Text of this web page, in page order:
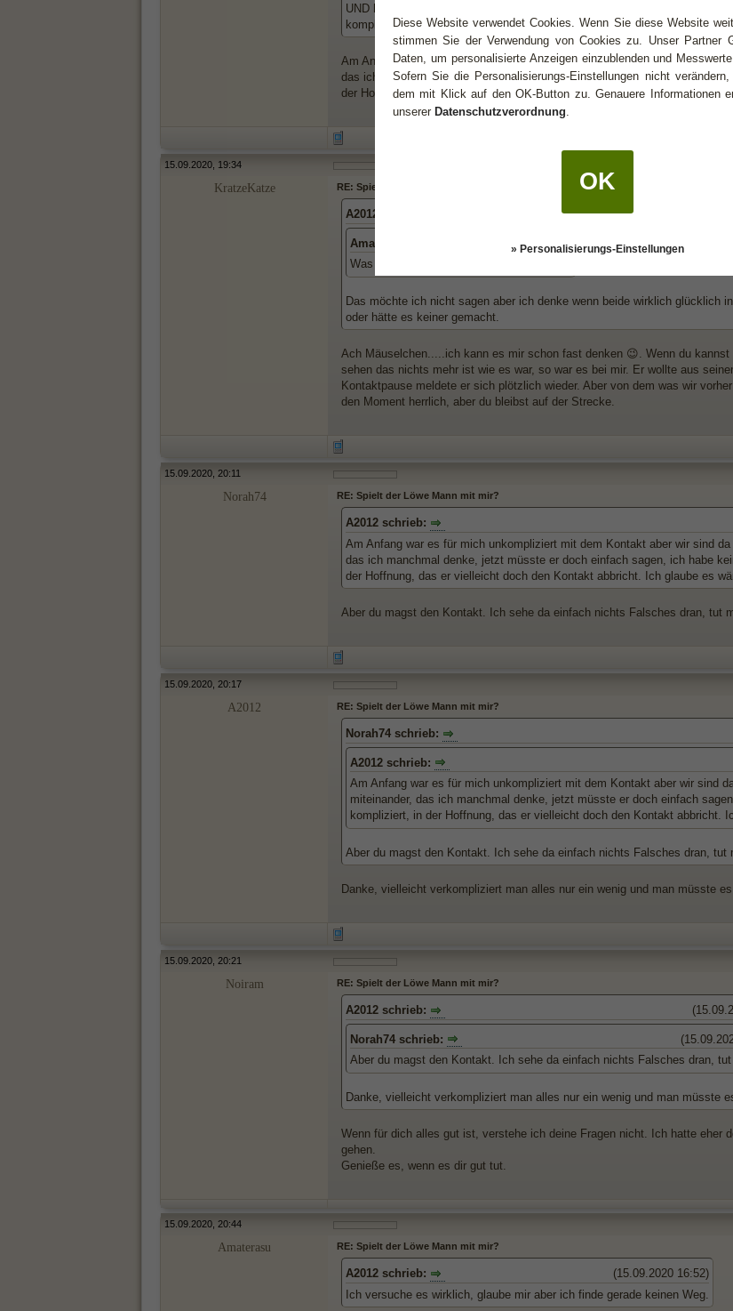
UND hat gerne Kontakt mit dir? Klar, weil du vermutlich andere Facetten
komplett "normal".
Am Anfang war es für mich unkompliziert mit dem Kontakt aber wir sind da
das ich manchmal denke, jetzt müsste er doch einfach sagen, ich habe
der Hoffnung, das er vielleicht doch den Kontakt abbricht. Ich glaube es
15.09.2020, 19:34
KratzeKatze RE: Spielt der Löwe Mann mit mir?
A2012 schrieb:
(15.09.2020 18:36)
Amaterasu schrieb:
Was für Dinge?
Das möchte ich nicht sagen aber ich denke wenn beide wirklich glücklich
oder hätte es keiner gemacht.
Ach Mäuselchen.....ich kann es mir schon fast denken 😉. Wenn du
sehen das nichts mehr ist wie es war, so war es bei mir. Er wollte aus
Kontaktpause meldete er sich plötzlich wieder. Aber von dem was wir
den Moment herrlich, aber du bleibst auf der Strecke.
15.09.2020, 20:11
Norah74 RE: Spielt der Löwe Mann mit mir?
A2012 schrieb:
Am Anfang war es für mich unkompliziert mit dem Kontakt aber wir sind
das ich manchmal denke, jetzt müsste er doch einfach sagen, ich habe
der Hoffnung, das er vielleicht doch den Kontakt abbricht. Ich glaube es
Aber du magst den Kontakt. Ich sehe da einfach nichts Falsches dran, tut
15.09.2020, 20:17
A2012 RE: Spielt der Löwe Mann mit mir?
Norah74 schrieb:
A2012 schrieb:
Am Anfang war es für mich unkompliziert mit dem Kontakt aber wir sind
miteinander, das ich manchmal denke, jetzt müsste er doch einfach
kompliziert, in der Hoffnung, das er vielleicht doch den Kontakt abbricht.
Aber du magst den Kontakt. Ich sehe da einfach nichts Falsches dran, tut
Danke, vielleicht verkompliziert man alles nur ein wenig und man müsste
15.09.2020, 20:21
Noiram RE: Spielt der Löwe Mann mit mir?
A2012 schrieb:
Norah74 schrieb:
Aber du magst den Kontakt. Ich sehe da einfach nichts Falsches dran,
Danke, vielleicht verkompliziert man alles nur ein wenig und man müsste
Wenn für dich alles gut ist, verstehe ich deine Fragen nicht. Ich hatte eher
gehen.
Genieße es, wenn es dir gut tut.
15.09.2020, 20:44
Amaterasu RE: Spielt der Löwe Mann mit mir?
(15.09.2020 16:52)
A2012 schrieb:
Ich versuche es wirklich, glaube mir aber ich finde gerade keinen Weg.
Diese Website verwendet Cookies. Wenn Sie diese Website
stimmen Sie der Verwendung von Cookies zu. Unser Partner
Daten, um personalisierte Anzeigen einzublenden und
Sofern Sie die Personalisierungs-Einstellungen nicht
dem mit Klick auf den OK-Button zu. Genauere Informationen
unserer Datenschutzverordnung
OK
» Personalisierungs-Einstellungen